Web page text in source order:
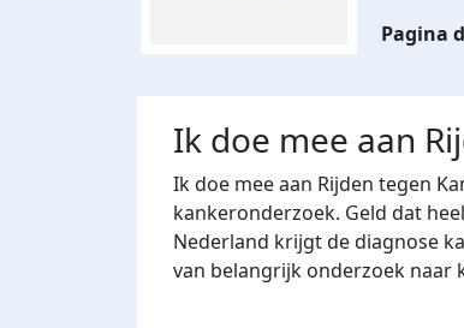
Ik doe mee aan
Ik doe mee aan Rijden tegen
kankeronderzoek. Geld dat
Nederland krijgt de diagnose
van belangrijk onderzoek naar